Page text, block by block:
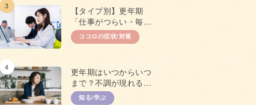
3
【タイプ別】更年期
「仕事がつらい・毎日
やる気が出ない」原因
と対策
ココロの症状/対策
4
更年期はいつからいつ
まで？不調が現れる年
齢やプレ更年期につい
知る/学ぶ